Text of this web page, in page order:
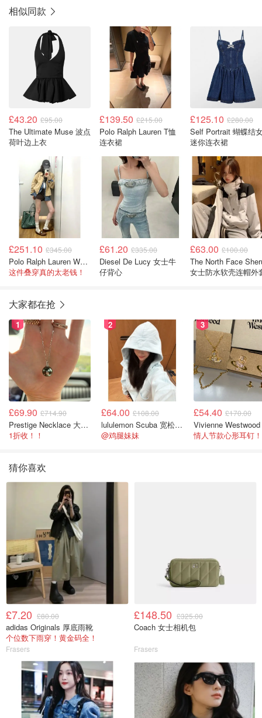
相似同款
£43.20 £95.00
The Ultimate Muse 波点
荷叶边上衣
£139.50 £215.00
Polo Ralph Lauren T恤
连衣裙
£125.10 £280.00
Self Portrait 蝴蝶结
迷你连衣裙
£251.10 £345.00
Polo Ralph Lauren Woven Wind B 女士风衣外套
这件叠穿真的太老钱！
£61.20 £335.00
Diesel De Lucy 女士牛
仔背心
£63.00 £100.00
The North Face
女士防水软壳连帽外
大家都在抢
1
£69.90 £714.90
Prestige Necklace 大溪地珍珠项链 10-11mm
1折收！！
2
£64.00 £108.00
lululemon Scuba 宽松半拉链卫衣
@鸡腿妹妹
3
£54.40 £170.00
情人节款心形耳钉！
猜你喜欢
£7.20 £80.00
adidas Originals 厚底雨靴
个位数下雨穿！黄金码全！
Frasers
£148.50 £325.00
Coach 女士相机包
Frasers